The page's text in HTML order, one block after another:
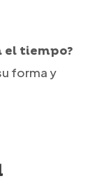
el tiempo?
forma y